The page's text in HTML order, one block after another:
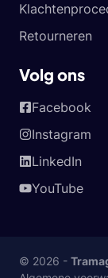
Retourneren
Volg ons
Facebook
Instagram
LinkedIn
YouTube
© 2026 -